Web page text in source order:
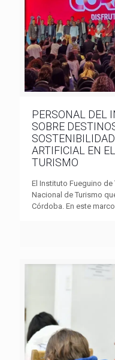
PERSONAL DEL
SOBRE
ARTIFICIAL EN
TURISMO
El Instituto Fueguino
Nacional de Turismo
Córdoba. En este